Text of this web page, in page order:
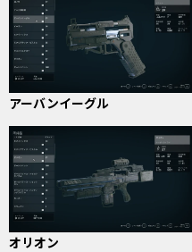
アーバンイーグル
オリオン